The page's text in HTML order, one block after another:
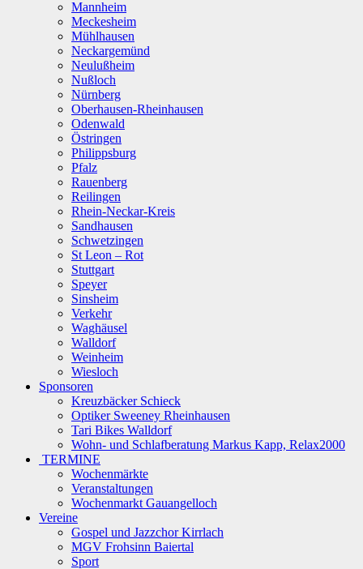
Mannheim
Meckesheim
Mühlhausen
Neckargemünd
Neulußheim
Nußloch
Nürnberg
Oberhausen-Rheinhausen
Odenwald
Östringen
Philippsburg
Pfalz
Rauenberg
Reilingen
Rhein-Neckar-Kreis
Sandhausen
Schwetzingen
St Leon – Rot
Stuttgart
Speyer
Sinsheim
Verkehr
Waghäusel
Walldorf
Weinheim
Wiesloch
Sponsoren
Kreuzbäcker Schieck
Optiker Sweeney Rheinhausen
Tari Bikes Walldorf
Wohn- und Schlafberatung Markus Kapp, Relax2000
TERMINE
Wochenmärkte
Veranstaltungen
Wochenmarkt Gauangelloch
Vereine
Gospel und Jazzchor Kirrlach
MGV Frohsinn Baiertal
Sport